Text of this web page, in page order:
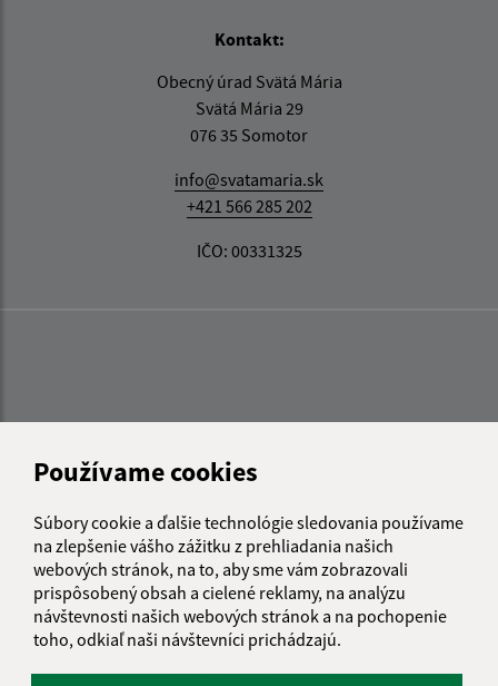
Používame cookies
Súbory cookie a ďalšie technológie sledovania používame
na zlepšenie vášho zážitku z prehliadania našich
webových stránok, na to, aby sme vám zobrazovali
prispôsobený obsah a cielené reklamy, na analýzu
návštevnosti našich webových stránok a na pochopenie
toho, odkiaľ naši návštevníci prichádzajú.
Kontakt:
Obecný úrad Svätá Mária
Svätá Mária 29
076 35 Somotor
info@svatamaria.sk
+421 566 285 202
IČO: 00331325
Informácie o stránke: